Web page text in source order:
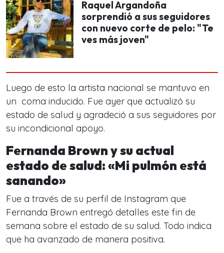
Raquel Argandoña
sorprendió a sus seguidores
con nuevo corte de pelo: "Te
ves más joven"
Luego de esto la artista nacional se mantuvo en
un coma inducido. Fue ayer que actualizó su
estado de salud y agradeció a sus seguidores por
su incondicional apoyo.
Fernanda Brown y su actual
estado de salud: «Mi pulmón está
sanando»
Fue a través de su perfil de Instagram que
Fernanda Brown entregó detalles este fin de
semana sobre el estado de su salud. Todo indica
que ha avanzado de manera positiva.